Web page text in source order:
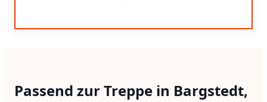
Passend zur Treppe in Bargstedt,